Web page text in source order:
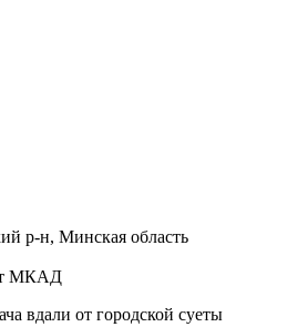
р-н, Минская область
МКАД
вдали от городской суеты